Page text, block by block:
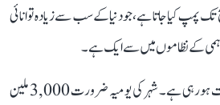
تک پمپ کیا جاتا ہے، جو دنیا کے سب سے زیادہ توانائی
کے نظاموں میں سے ایک ہے۔
اس کے باوجود یہ مقدار ناکافی ثابت ہو رہی ہے۔ شہر کی یومیہ ضرورت 3,000 ملین